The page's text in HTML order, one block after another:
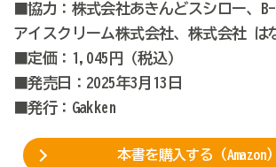
■協力：株式会社あきんどスシロー、
アイスクリーム株式会社、株式会社 は
■定価：1,045円
（税込）
■発売日：2025年3月13日
■発行： Gakken
本書を購入する（Amazon）